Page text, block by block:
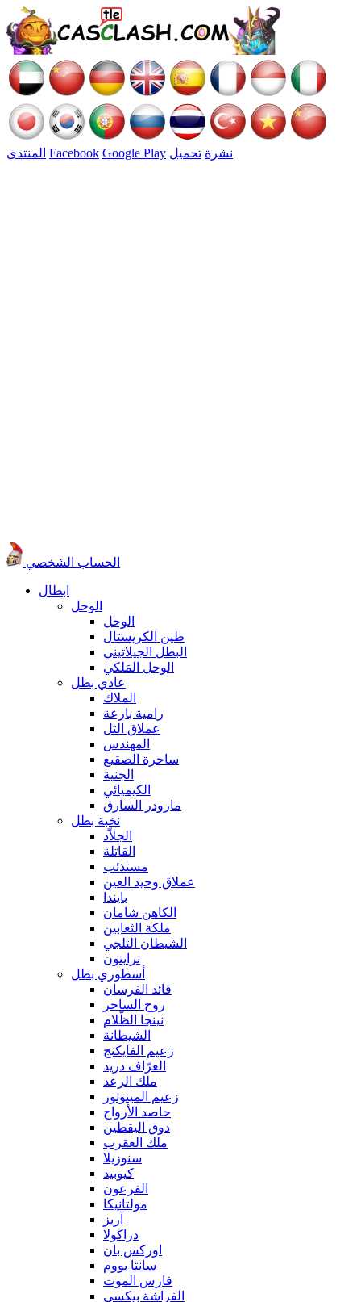
المنتدى Facebook Google Play نشرة تحميل
الحساب الشخصي
ابطال
الوحل
الوحل
طين الكريستال
البطل الجيلاتيني
الوحل المَلكي
عادي بطل
الملاك
رامية بارعة
عملاق التل
المهندس
ساحرة الصقيع
الجنية
الكيميائي
مارودر السارق
نخبة بطل
الجلاّد
القاتلة
مستذئب
عملاق وحيد العين
بايندا
الكاهن شامان
ملكة الثعابين
الشيطان الثلجي
ترايتون
أسطوري بطل
قائد الفرسان
روح الساحر
نينجا الظّلام
الشيطانة
زعيم الفايكنج
العرّاف دريد
ملك الرعد
زعيم المينوتور
حاصد الأرواح
دوق اليقطين
ملك العقرب
سنوزيلا
كيوبيد
الفرعون
مولتانيكا
آريز
دراكولا
اوركس بان
سانتا بووم
فارس الموت
الفراشة بيكسي